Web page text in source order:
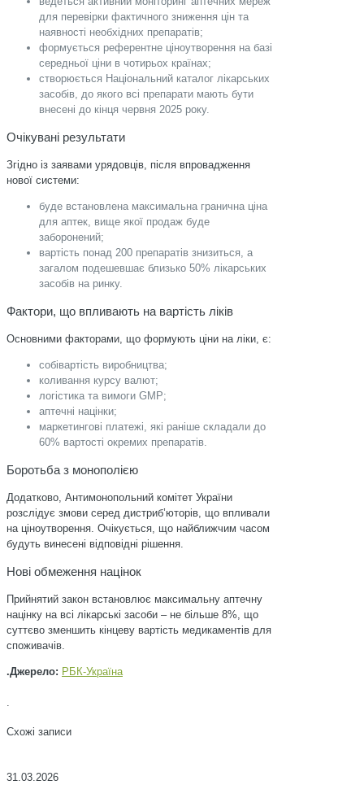
для перевірки фактичного зниження цін та
наявності необхідних препаратів;
формується референтне ціноутворення на базі
середньої ціни в чотирьох країнах;
створюється Національний каталог лікарських
засобів, до якого всі препарати мають бути
внесені до кінця червня 2025 року.
Очікувані результати
Згідно із заявами урядовців, після впровадження
нової системи:
буде встановлена максимальна гранична ціна
для аптек, вище якої продаж буде
заборонений;
вартість понад 200 препаратів знизиться, а
загалом подешевшає близько 50% лікарських
засобів на ринку.
Фактори, що впливають на вартість ліків
Основними факторами, що формують ціни на ліки, є:
собівартість виробництва;
коливання курсу валют;
логістика та вимоги GMP;
аптечні націнки;
маркетингові платежі, які раніше складали до
60% вартості окремих препаратів.
Боротьба з монополією
Додатково, Антимонопольний комітет України
розслідує змови серед дистриб’юторів, що впливали
на ціноутворення. Очікується, що найближчим часом
будуть винесені відповідні рішення.
Нові обмеження націнок
Прийнятий закон встановлює максимальну аптечну
націнку на всі лікарські засоби – не більше 8%, що
суттєво зменшить кінцеву вартість медикаментів для
споживачів.
.Джерело: РБК-Україна
.
Схожі записи
31.03.2026